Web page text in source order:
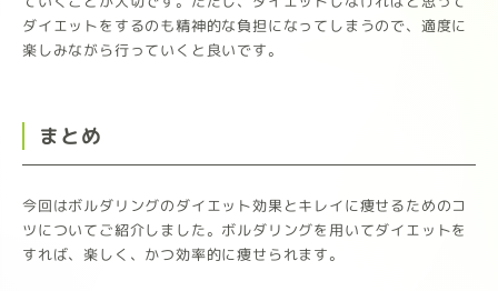
ダイエットをするのも精神的な負担になってしまうので、適度に
楽しみながら行っていくと良いです。
まとめ
今回はボルダリングのダイエット効果とキレイに痩せるためのコ
ツについてご紹介しました。ボルダリングを用いてダイエットを
すれば、楽しく、かつ効率的に痩せられます。